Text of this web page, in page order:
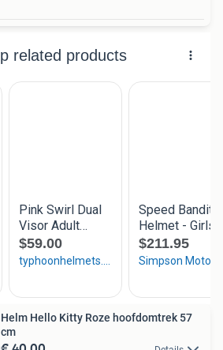
Helm Hello Kitty Roze hoofdomtrek 57
cm